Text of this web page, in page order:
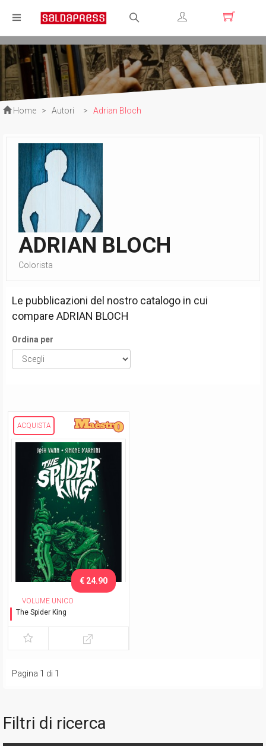
Registrati
Login
Home > Autori > Adrian Bloch
ADRIAN BLOCH
Colorista
Le pubblicazioni del nostro catalogo in cui
compare ADRIAN BLOCH
Ordina per
ACQUISTA
VOLUME UNICO
The Spider King
€ 24.90
Pagina 1 di 1
Filtri di ricerca